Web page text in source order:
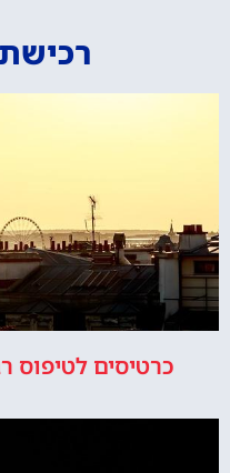
כרטיסים לטיפוס